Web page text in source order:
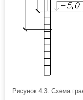
Рисунок 4.3. Схема